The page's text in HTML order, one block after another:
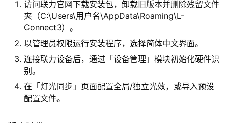
访问联力官网下载安装包，卸载旧版本并删除残留文件
夹（C:\Users\用户名\AppData\Roaming\L-
Connect3）。
以管理员权限运行安装程序，选择简体中文界面。
连接联力设备后，通过「设备管理」模块初始化硬件识
别。
在「灯光同步」页面配置全局/独立光效，或导入预设
配置文件。